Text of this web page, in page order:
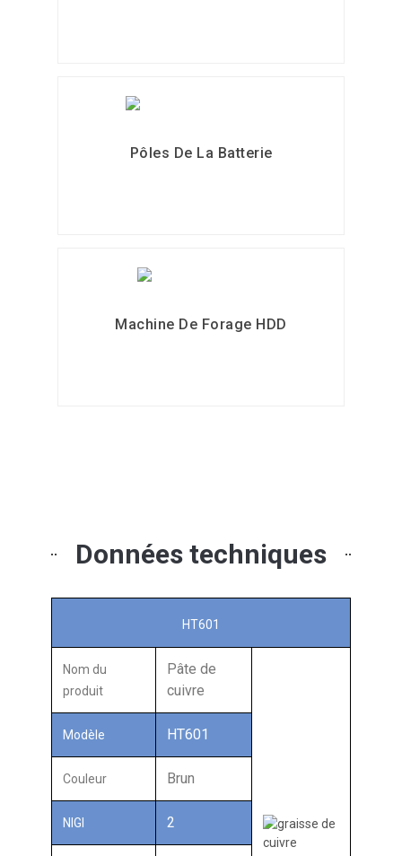
Pôles De La Batterie
Machine De Forage HDD
Données techniques
HT601
Nom du
produit
Pâte de
cuivre
Modèle HT601
Couleur Brun
NIGI 2